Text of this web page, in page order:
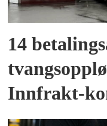
14
Innfrakt-